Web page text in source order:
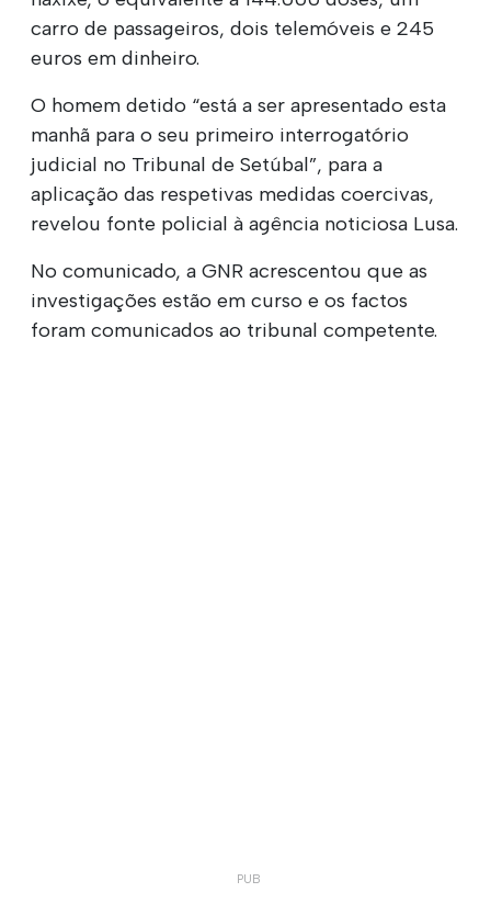
carro de passageiros, dois telemóveis e 245
euros em dinheiro.
O homem detido “está a ser apresentado esta
manhã para o seu primeiro interrogatório
judicial no Tribunal de Setúbal”, para a
aplicação das respetivas medidas coercivas,
revelou fonte policial à agência noticiosa Lusa.
No comunicado, a GNR acrescentou que as
investigações estão em curso e os factos
foram comunicados ao tribunal competente.